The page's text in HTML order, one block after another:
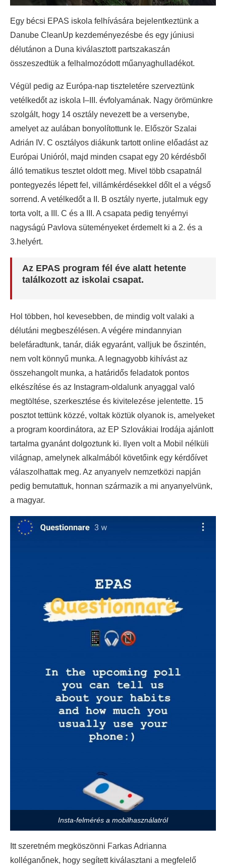
Egy bécsi EPAS iskola felhívására bejelentkeztünk a
Danube CleanUp kezdeményezésbe és egy júniusi
délutánon a Duna kiválasztott partszakaszán
összeszedtük a felhalmozódott műanyaghulladékot.
Végül pedig az Európa-nap tiszteletére szerveztünk
vetélkedőt az iskola I–III. évfolyamának. Nagy örömünkre
szolgált, hogy 14 osztály nevezett be a versenybe,
amelyet az aulában bonyolítottunk le. Először Szalai
Adrián IV. C osztályos diákunk tartott online előadást az
Európai Unióról, majd minden csapat egy 20 kérdésből
álló tematikus tesztet oldott meg. Mivel több csapatnál
pontegyezés lépett fel, villámkérdésekkel dőlt el a végső
sorrend. A vetélkedőt a II. B osztály nyerte, jutalmuk egy
torta volt, a III. C és a III. A csapata pedig tenyérnyi
nagyságú Pavlova süteményeket érdemelt ki a 2. és a
3.helyért.
Az EPAS program fél éve alatt hetente
találkozott az iskolai csapat.
Hol többen, hol kevesebben, de mindig volt valaki a
délutáni megbeszélésen. A végére mindannyian
belefáradtunk, tanár, diák egyaránt, valljuk be őszintén,
nem volt könnyű munka. A legnagyobb kihívást az
összehangolt munka, a határidős feladatok pontos
elkészítése és az Instagram-oldalunk anyaggal való
megtöltése, szerkesztése és kivitelezése jelentette. 15
posztot tettünk közzé, voltak köztük olyanok is, amelyeket
a program koordinátora, az EP Szlovákiai Irodája ajánlott
tartalma gyanánt dolgoztunk ki. Ilyen volt a Mobil nélküli
világnap, amelynek alkalmából követőink egy kérdőívet
válaszolhattak meg. Az anyanyelv nemzetközi napján
pedig bemutattuk, honnan származik a mi anyanyelvünk,
a magyar.
Insta-felmérés a mobilhasználatról
Itt szeretném megköszönni Farkas Adrianna
kolléganőnek, hogy segített kiválasztani a megfelelő